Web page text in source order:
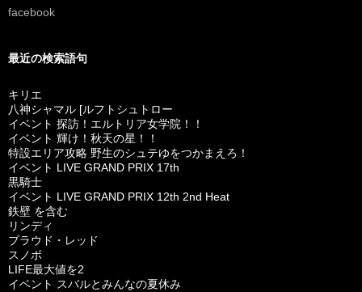
facebook
最近の検索語句
キリエ
八神シャマル [ルフトシュトロー
イベント 探訪！エルトリア女学院！！
イベント 輝け！秋天の星！！
特設エリア攻略 野生のシュテゆをつかまえろ！
イベント LIVE GRAND PRIX 17th
黒騎士
イベント LIVE GRAND PRIX 12th 2nd Heat
鉄壁 を含む
リンディ
プラウド・レッド
スノボ
LIFE最大値を2
イベント スバルとみんなの夏休み